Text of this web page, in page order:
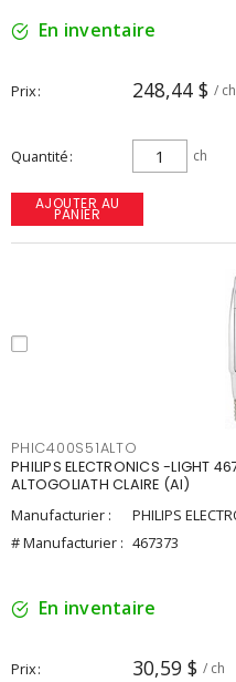
En inventaire
Prix 248,44 $ / ch
Quantité ch
AJOUTER AU
PANIER
PHIC400S51ALTO
PHILIPS ELECTRONICS -LIGHT
ALTOGOLIATH CLAIRE (AI)
Manufacturier :
PHILIPS
# Manufacturier : 467373
En inventaire
Prix 30,59 $ / ch